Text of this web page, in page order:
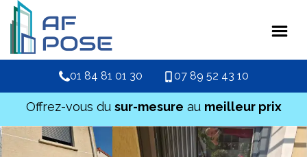
01 84 81 01 30 07 89 52 43 10
Offrez-vous du sur-mesure au meilleur prix